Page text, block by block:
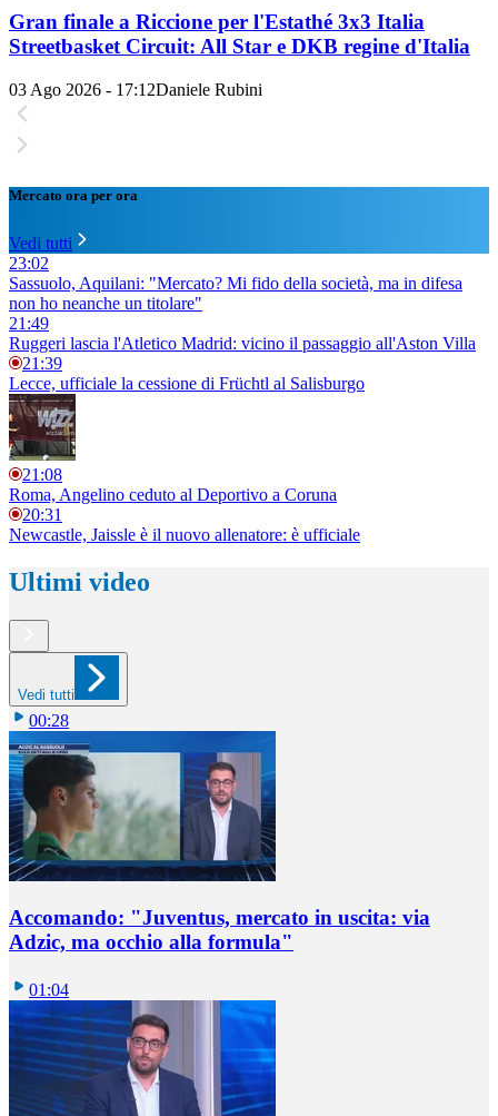
Gran finale a Riccione per l'Estathé 3x3 Italia
Streetbasket Circuit: All Star e DKB regine d'Italia
03 Ago 2026 - 17:12Daniele Rubini
Mercato ora per ora
Vedi tutti
23:02
Sassuolo, Aquilani: "Mercato? Mi fido della società, ma in difesa
non ho neanche un titolare"
21:49
Ruggeri lascia l'Atletico Madrid: vicino il passaggio all'Aston Villa
21:39
Lecce, ufficiale la cessione di Früchtl al Salisburgo
21:08
Roma, Angelino ceduto al Deportivo a Coruna
20:31
Newcastle, Jaissle è il nuovo allenatore: è ufficiale
Ultimi video
Vedi tutti
00:28
Accomando: "Juventus, mercato in uscita: via
Adzic, ma occhio alla formula"
01:04